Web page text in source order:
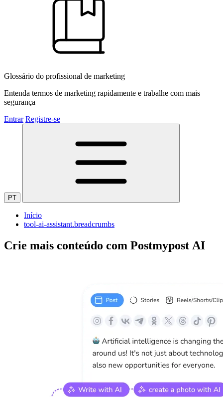
Glossário do profissional de marketing
Entenda termos de marketing rapidamente e trabalhe com mais
segurança
Entrar Registre-se
PT
Início
tool-ai-assistant.breadcrumbs
Crie mais conteúdo com Postmypost AI